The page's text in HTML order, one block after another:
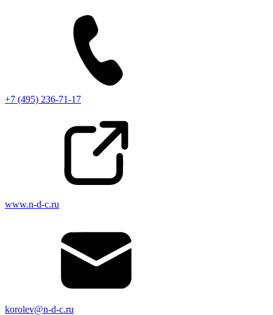
+7 (495) 236-71-17
www.n-d-c.ru
korolev@n-d-c.ru